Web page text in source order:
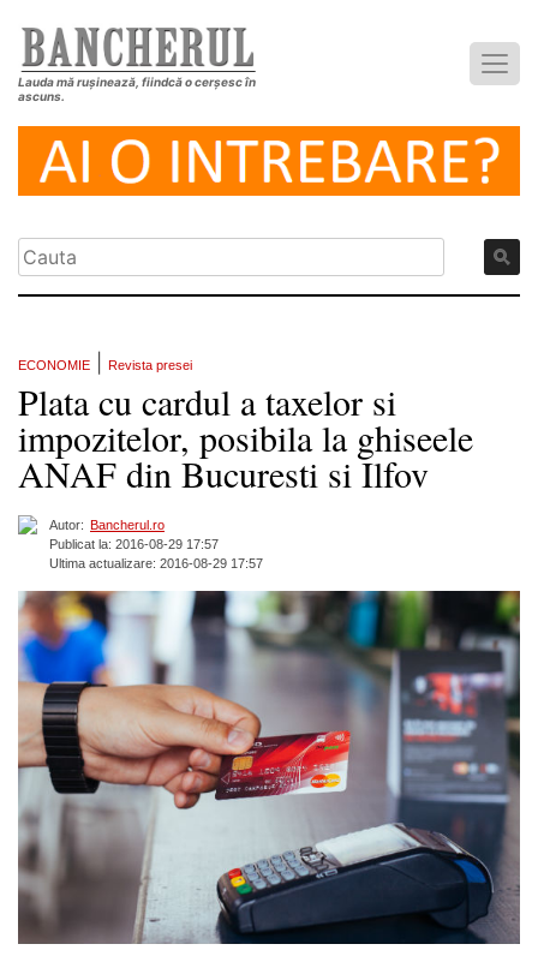
Lauda mă rușinează, fiindcă o cerșesc în
ascuns.
ECONOMIE Revista presei
Plata cu cardul a taxelor si
impozitelor, posibila la ghiseele
ANAF din Bucuresti si Ilfov
Autor: Bancherul.ro
Publicat la: 2016-08-29 17:57
Ultima actualizare: 2016-08-29 17:57